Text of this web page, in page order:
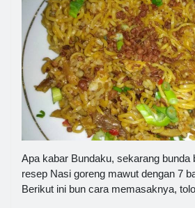
Apa kabar Bundaku, sekarang bunda
resep Nasi goreng mawut dengan 7
Berikut ini bun cara memasaknya,